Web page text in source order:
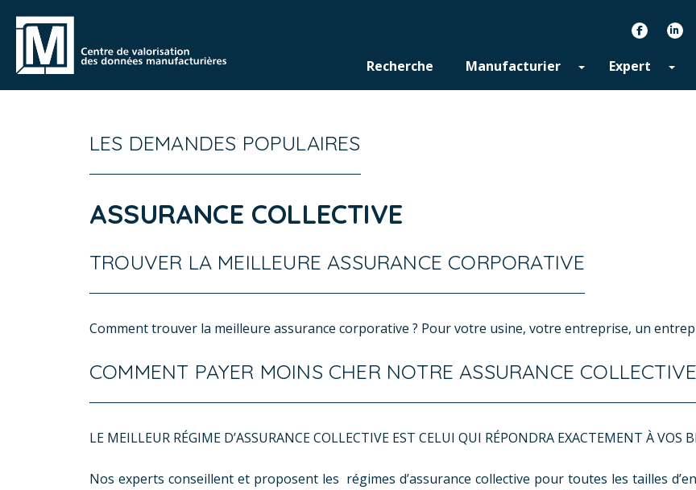
facebook
Recherche Manufacturier Expert
LES DEMANDES POPULAIRES
ASSURANCE COLLECTIVE
TROUVER LA MEILLEURE ASSURANCE CORPORATIVE
Comment trouver la meilleure assurance corporative ? Pour votre usine, votre entreprise, un
COMMENT PAYER MOINS CHER NOTRE ASSURANCE
​LE MEILLEUR RÉGIME D’ASSURANCE COLLECTIVE EST CELUI QUI RÉPONDRA EXACTEMENT À VOS
Nos experts conseillent et proposent les régimes d’assurance collective pour toutes les tailles